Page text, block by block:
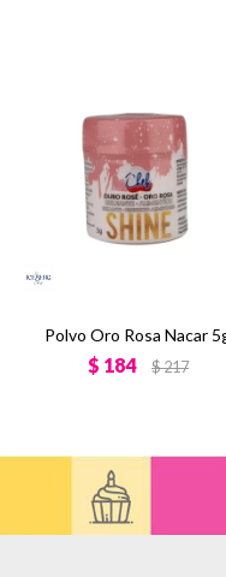
Polvo Oro Rosa Nacar
$ 184 $217